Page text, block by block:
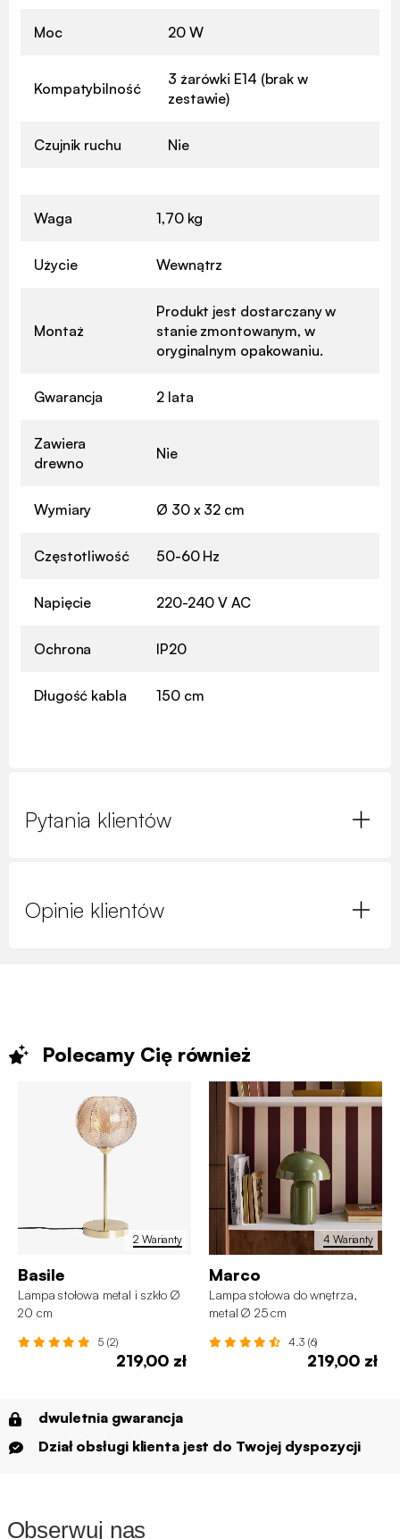
Moc 20 W
Kompatybilność
3 żarówki E14 (brak w
zestawie)
Czujnik ruchu Nie
Waga 1,70 kg
Użycie Wewnątrz
Montaż
Produkt jest dostarczany w
stanie zmontowanym, w
oryginalnym opakowaniu.
Gwarancja 2 lata
Zawiera
drewno
Nie
Wymiary Ø 30 x 32 cm
Częstotliwość 50-60 Hz
Napięcie 220-240 V AC
Ochrona IP20
Długość kabla 150 cm
Pytania klientów
Opinie klientów
Polecamy Cię również
2 Warianty
Basile
Lampa stołowa metal i szkło Ø
20 cm
5 (2)
219,00 zł
4 Warianty
Marco
Lampa stołowa do wnętrza,
metal Ø 25 cm
4.3 (6)
219,00 zł
dwuletnia gwarancja
Dział obsługi klienta jest do Twojej dyspozycji
Obserwuj nas